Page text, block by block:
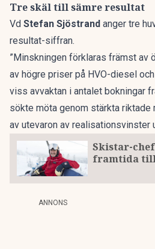
Tre skäl till sämre resultat
Vd Stefan Sjöstrand anger tre
resultat-siffran.
”Minskningen förklaras främst av
av högre priser på HVO-diesel
viss avvaktan i antalet bokningar
sökte möta genom stärkta
av utevaron av realisationsvinster
Skistar-
framtida
ANNONS